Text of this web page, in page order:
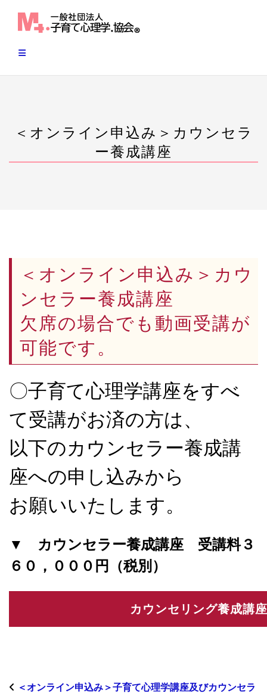
＜オンライン申込み＞カウンセラ
ー養成講座
＜オンライン申込み＞カウ
ンセラー養成講座
欠席の場合でも動画受講が
可能です。
〇子育て心理学講座をすべ
て受講がお済の方は、
以下のカウンセラー養成講
座への申し込みから
お願いいたします。
▼ カウンセラー養成講座 受講料３
６０，０００円（税別）
＜オンライン申込み＞子育て心理学講座及びカウンセラ